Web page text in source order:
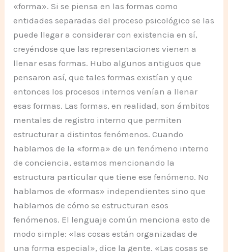
«forma». Si se piensa en las formas como
entidades separadas del proceso psicológico se las
puede llegar a considerar con existencia en sí,
creyéndose que las representaciones vienen a
llenar esas formas. Hubo algunos antiguos que
pensaron así, que tales formas existían y que
entonces los procesos internos venían a llenar
esas formas. Las formas, en realidad, son ámbitos
mentales de registro interno que permiten
estructurar a distintos fenómenos. Cuando
hablamos de la «forma» de un fenómeno interno
de conciencia, estamos mencionando la
estructura particular que tiene ese fenómeno. No
hablamos de «formas» independientes sino que
hablamos de cómo se estructuran esos
fenómenos. El lenguaje común menciona esto de
modo simple: «las cosas están organizadas de
una forma especial», dice la gente. «Las cosas se